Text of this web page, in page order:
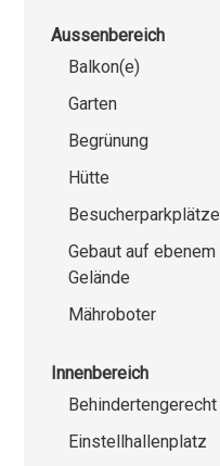
Aussenbereich
Balkon(e)
Garten
Begrünung
Hütte
Besucherparkplätze
Gebaut auf ebenem
Gelände
Mähroboter
Innenbereich
Behindertengerecht
Einstellhallenplatz